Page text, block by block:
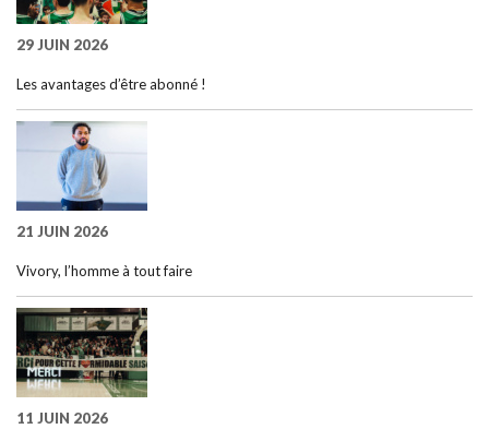
29 JUIN 2026
Les avantages d’être abonné !
21 JUIN 2026
Vivory, l’homme à tout faire
11 JUIN 2026